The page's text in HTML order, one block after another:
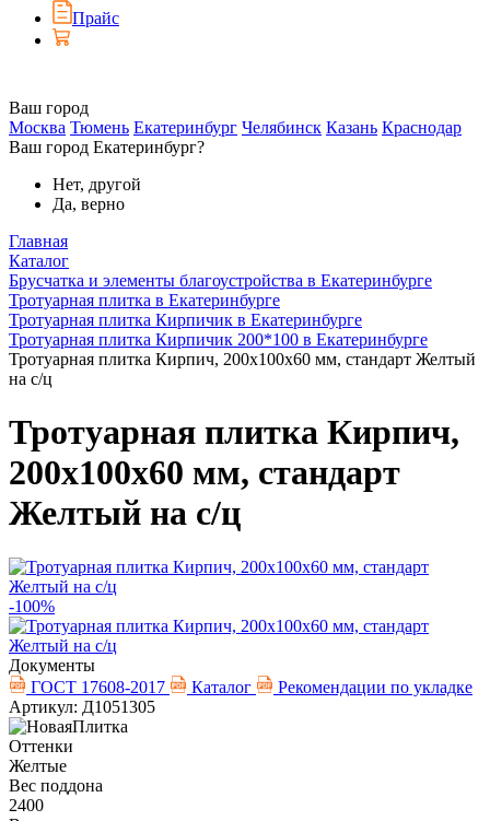
Прайс
Ваш город
Москва Тюмень Екатеринбург Челябинск Казань Краснодар
Ваш город Екатеринбург?
Нет, другой
Да, верно
Главная
Каталог
Брусчатка и элементы благоустройства в Екатеринбурге
Тротуарная плитка в Екатеринбурге
Тротуарная плитка Кирпичик в Екатеринбурге
Тротуарная плитка Кирпичик 200*100 в Екатеринбурге
Тротуарная плитка Кирпич, 200х100х60 мм, стандарт Желтый
на с/ц
Тротуарная плитка Кирпич,
200х100х60 мм, стандарт
Желтый на с/ц
-100%
Документы
ГОСТ 17608-2017
Каталог
Рекомендации по укладке
Артикул: Д1051305
Оттенки
Желтые
Вес поддона
2400